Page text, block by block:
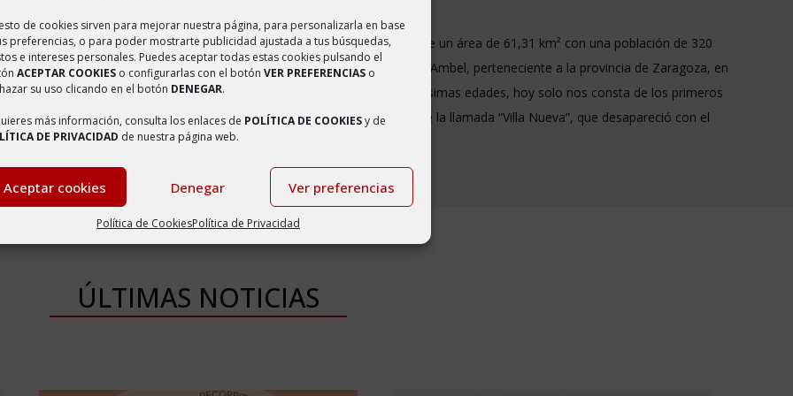
de cookies sirven para mejorar nuestra página, para personalizarla en base
preferencias, o para poder mostrarte publicidad ajustada a tus búsquedas,
e intereses personales. Puedes aceptar todas estas cookies pulsando el
ACEPTAR COOKIES o configurarlas con el botón VER PREFERENCIAS o
su uso clicando en el botón DENEGAR.
más información, consulta los enlaces de POLÍTICA DE COOKIESy de
DE PRIVACIDAD de nuestra página web.
Aceptar cookies Denegar Ver preferencias
Política de CookiesPolítica de Privacidad
comarca Campo de Borja, Comunidad Autónoma de Aragón. Tiene un área de 61,31 km² con una población de 320
con antigüedades de la España agarena, es la dichosa Villa de Ambel, perteneciente a la provincia de Zaragoza, en
Reliquias. Perdida la noticia de su fundación en las más remotísimas edades, hoy solo nos consta de los primeros
dividida en dos por la Cañada, que separaba la población antigua de la llamada “Villa Nueva”, que desapareció con el
tiempo.
ÚLTIMAS NOTICIAS